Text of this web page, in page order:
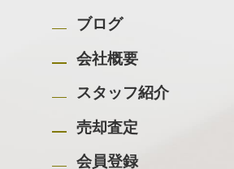
ブログ
会社概要
スタッフ紹介
売却査定
会員登録